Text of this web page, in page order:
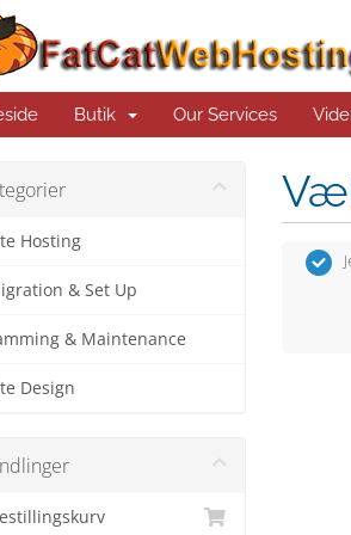
Butik Our Services
Hosting
& Set Up
& Maintenance
Design